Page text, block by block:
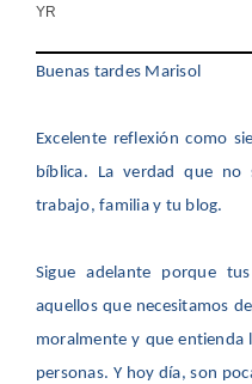
YR
Buenas tardes Marisol
Excelente reflexión como
bíblica. La verdad que no
trabajo, familia y tu blog.
Sigue adelante porque
aquellos que necesitamos
moralmente y que entienda
personas. Y hoy día, son